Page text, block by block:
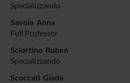
Specializzando
Savoia Anna
Full Professor
Sciortino Ruben
Specializzando
Scoccati Giada